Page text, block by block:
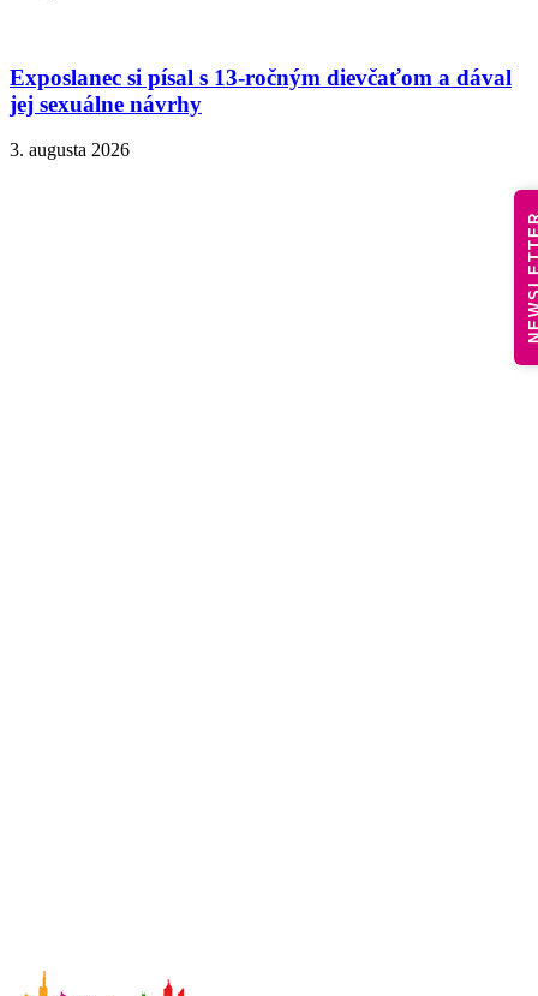
Exposlanec si písal s 13-ročným dievčaťom a dával
jej sexuálne návrhy
3. augusta 2026